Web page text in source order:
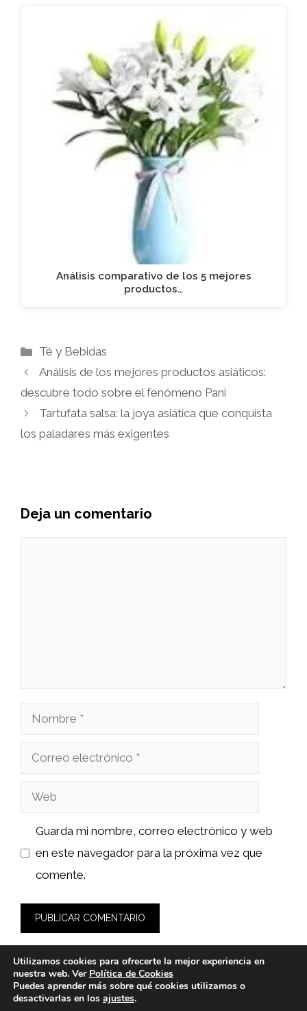
Análisis comparativo de los 5 mejores
productos…
Categorías
Té y Bebidas
Análisis de los mejores productos asiáticos:
descubre todo sobre el fenómeno Pani
Tartufata salsa: la joya asiática que conquista
los paladares más exigentes
Deja un comentario
Nombre
Correo
Web
Guarda mi nombre, correo electrónico y web
en este navegador para la próxima vez que
comente.
© 2026 wasabidelnorte.es -
Utilizamos cookies para ofrecerte la mejor experiencia en
nuestra web. Ver Política de Cookies
Puedes aprender más sobre qué cookies utilizamos o
desactivarlas en los ajustes.